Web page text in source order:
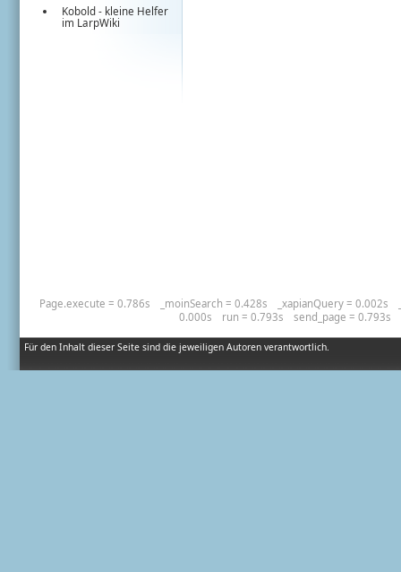
Kobold - kleine Helfer
im LarpWiki
Für den Inhalt dieser Seite sind die jeweiligen Autoren verantwortlich.
Page.execute = 0.786s _moinSearch = 0.428s _xapianQuery = 0.002s
0.000s
run = 0.793s send_page = 0.793s